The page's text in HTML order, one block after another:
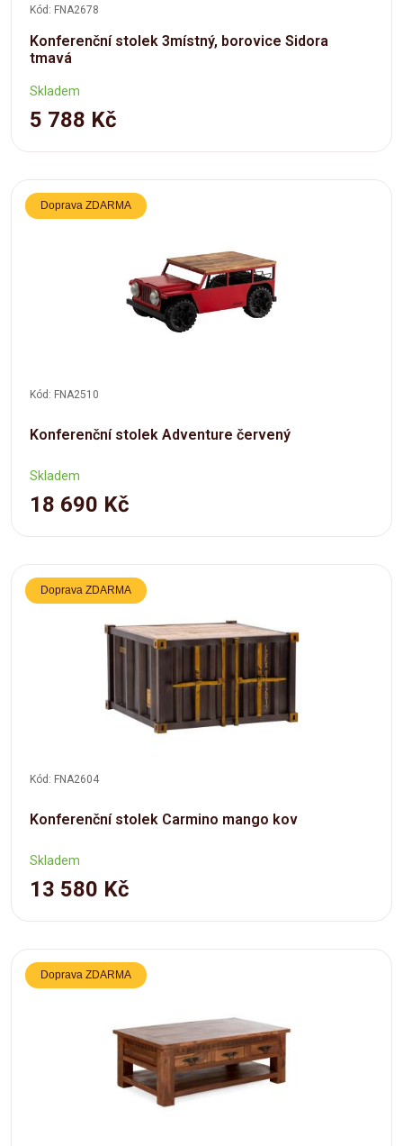
Kód: FNA2678
Konferenční stolek 3místný, borovice Sidora
tmavá
Skladem
5 788 Kč
Doprava ZDARMA
Kód: FNA2510
Konferenční stolek Adventure červený
Skladem
18 690 Kč
Doprava ZDARMA
Kód: FNA2604
Konferenční stolek Carmino mango kov
Skladem
13 580 Kč
Doprava ZDARMA